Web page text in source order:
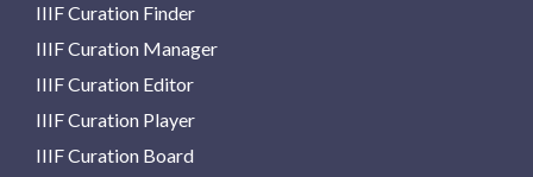
IIIF Curation Finder
IIIF Curation Manager
IIIF Curation Editor
IIIF Curation Player
IIIF Curation Board